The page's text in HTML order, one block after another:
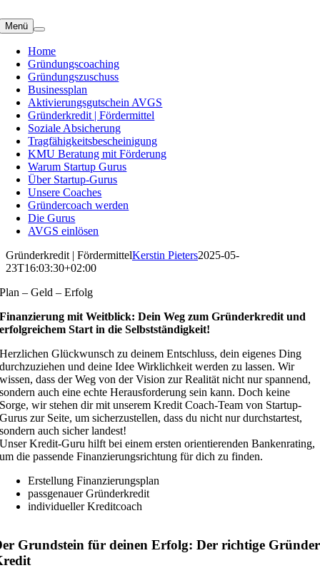
Inhalt
springen
Menü
Home
Gründungscoaching
Gründungszuschuss
Businessplan
Aktivierungsgutschein AVGS
Gründerkredit | Fördermittel
Soziale Absicherung
Tragfähigkeitsbescheinigung
KMU Beratung mit Förderung
Warum Startup Gurus
Über Startup-Gurus
Unsere Coaches
Gründercoach werden
Die Gurus
AVGS einlösen
Gründerkredit | FördermittelKerstin Pieters2025-05-
23T16:03:30+02:00
Plan – Geld – Erfolg
Finanzierung mit Weitblick: Dein Weg zum Gründerkredit und
erfolgreichem Start in die Selbstständigkeit!
Herzlichen Glückwunsch zu deinem Entschluss, dein eigenes Ding
durchzuziehen und deine Idee Wirklichkeit werden zu lassen. Wir
wissen, dass der Weg von der Vision zur Realität nicht nur spannend,
sondern auch eine echte Herausforderung sein kann. Doch keine
Sorge, wir stehen dir mit unserem Kredit Coach-Team von Startup-
Gurus zur Seite, um sicherzustellen, dass du nicht nur durchstartest,
sondern auch sicher landest!
Unser Kredit-Guru hilft bei einem ersten orientierenden Bankenrating,
um die passende Finanzierungsrichtung für dich zu finden.
Erstellung Finanzierungsplan
passgenauer Gründerkredit
individueller Kreditcoach
Grundstein für deinen Erfolg: Der richtige Gründer